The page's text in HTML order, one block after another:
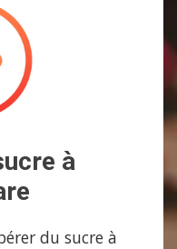
à
du sucre à